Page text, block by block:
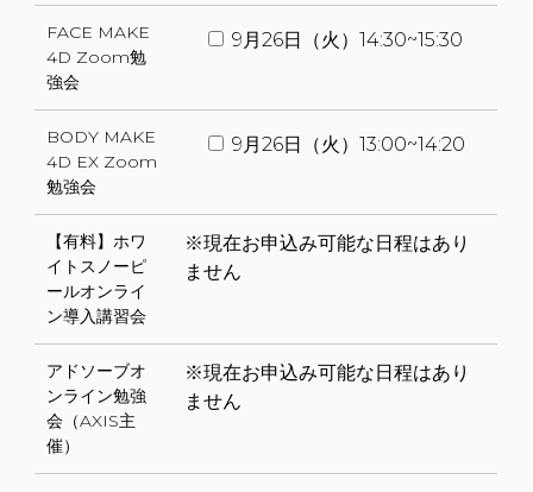
FACE MAKE
4D Zoom勉
強会
9月26日（火）14:30~15:30
BODY MAKE
4D EX Zoom
勉強会
9月26日（火）13:00~14:20
【有料】ホワ
イトスノーピ
ールオンライ
ン導入講習会
※現在お申込み可能な日程はあり
ません
アドソーブオ
ンライン勉強
会（AXIS主
催）
※現在お申込み可能な日程はあり
ません